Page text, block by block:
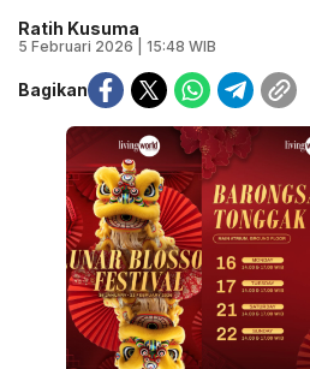
Ratih Kusuma
5 Februari 2026 | 15:48 WIB
Bagikan